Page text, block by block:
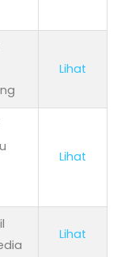
Lihat
Lihat
Lihat